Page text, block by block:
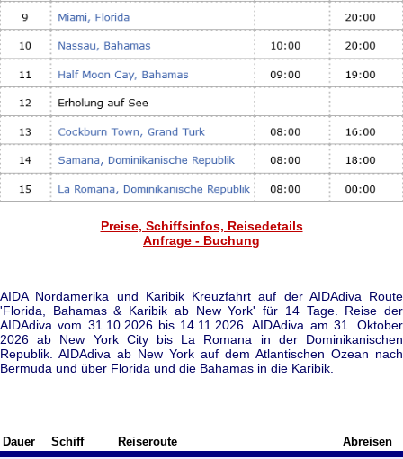
Preise, Schiffsinfos, Reisedetails
Anfrage - Buchung
AIDA Nordamerika und Karibik Kreuzfahrt auf der AIDAdiva Route
'Florida, Bahamas & Karibik ab New York' für 14 Tage. Reise der
AIDAdiva vom 31.10.2026 bis 14.11.2026. AIDAdiva am 31. Oktober
2026 ab New York City bis La Romana in der Dominikanischen
Republik. AIDAdiva ab New York auf dem Atlantischen Ozean nach
Bermuda und über Florida und die Bahamas in die Karibik.
Dauer Schiff Reiseroute Abreisen